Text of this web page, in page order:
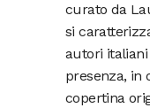
curato da
si
autori
presenza, in
copertina